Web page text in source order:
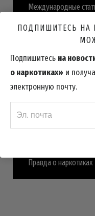
Международные
Различные виды
Является ли
Правда о наркотиках
ПОДПИШИТЕСЬ НА
Подпишитесь на
о наркотиках» и
электронную почту.